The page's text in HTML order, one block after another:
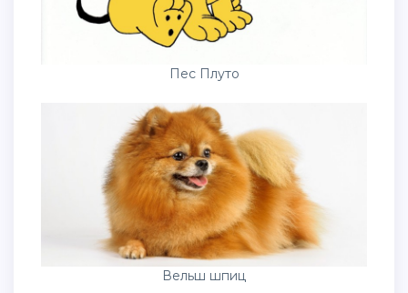
Пес Плуто
Вельш шпиц